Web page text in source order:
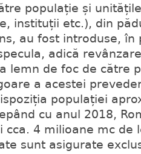
populație și
instituții etc.), din
au fost introduse,
adică
lemn de foc de către
a acestei
populației
cu anul 2018,
cca. 4 milioane mc de
sunt asigurate